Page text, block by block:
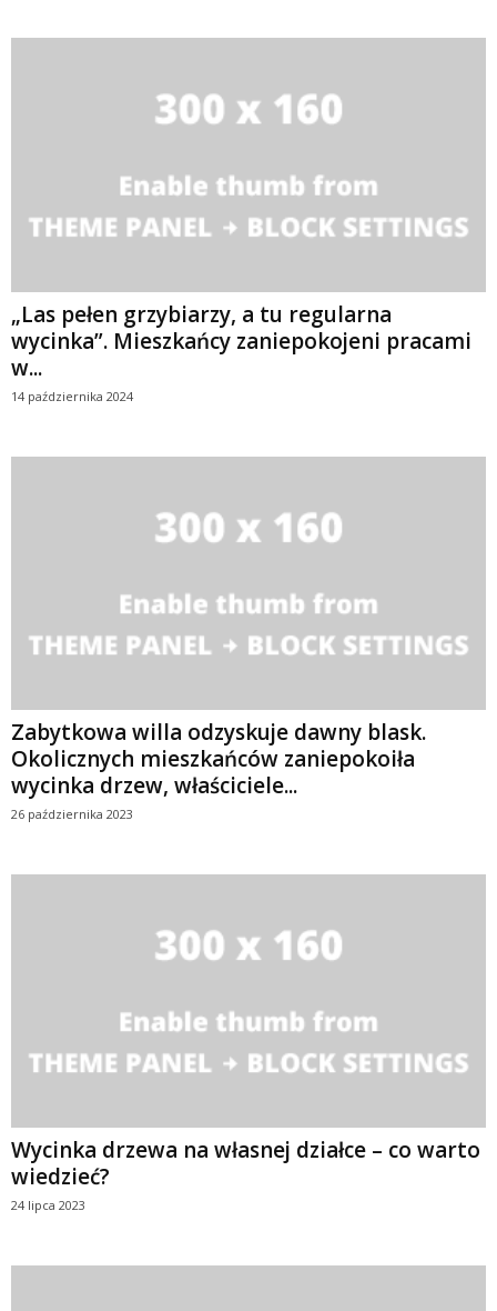
„Las pełen grzybiarzy, a tu regularna
wycinka”. Mieszkańcy zaniepokojeni pracami
w...
14 października 2024
Zabytkowa willa odzyskuje dawny blask.
Okolicznych mieszkańców zaniepokoiła
wycinka drzew, właściciele...
26 października 2023
Wycinka drzewa na własnej działce – co warto
wiedzieć?
24 lipca 2023